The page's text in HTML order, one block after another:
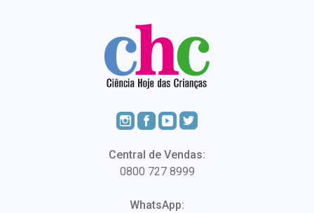
Central de Vendas:
0800 727 8999
WhatsApp: